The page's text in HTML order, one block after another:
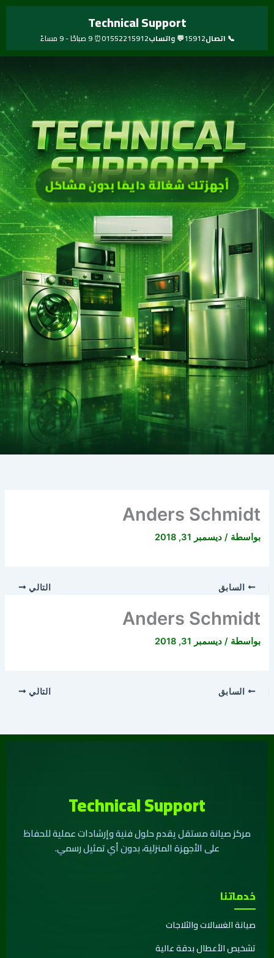
تخطي
Technical Support
📞 اتصال15912💬 واتساب01552215912⏰ 9 صباحًا - 9 مساءً
أجهزتك شغالة دايمًا بدون مشاكل
Anders Schmidt
بواسطة /ديسمبر 31, 2018
السابق التالي
Anders Schmidt
بواسطة /ديسمبر 31, 2018
السابق التالي
Technical Support
مركز صيانة مستقل يقدم حلول فنية وإرشادات عملية للحفاظ
على الأجهزة المنزلية، بدون أي تمثيل رسمي.
خدماتنا
صيانة الغسالات والثلاجات
تشخيص الأعطال بدقة عالية